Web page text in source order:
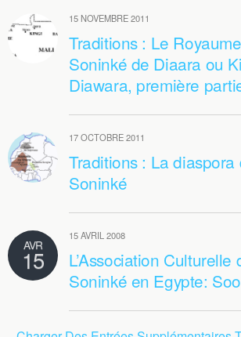
15 NOVEMBRE 2011
Traditions : Le Royaume
Soninké de Diaara ou
Diawara, première
17 OCTOBRE 2011
Traditions : La diaspora
Soninké
AVR
15
15 AVRIL 2008
L’Association Culturelle
Soninké en Egypte: